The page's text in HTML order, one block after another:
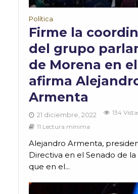
Política
Firme la
del grupo
de Morena en
afirma
Armenta
21 diciembre, 2022
134
11 Lectura mínima
Alejandro Armenta,
Directiva en el Senado de
que en el...